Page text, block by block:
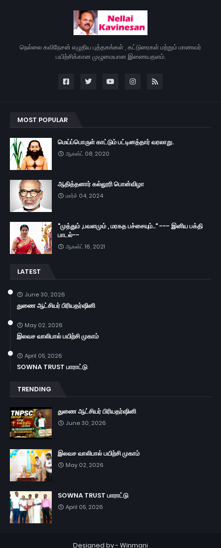
நெல்லை கவிநேசன் எழுதிய புத்தகங்கள் , கட்டுரைகள் மற்றும் மாணவர்
பயிற்சிக்கான முழுமையான இணையதளம்.
MOST POPULAR
மெய்ப்பொருள் காட்டும் பட்டினத்தார் வரலாறு.
ஆகஸ்ட் 08, 2020
ஆதித்தனார் கல்லூரி பொன்விழா
மார்ச் 04, 2024
"முத்தும் ,பவளமும் , மரகத பச்சையும்.." --- இனிய பக்தி
பாடல்--
ஆகஸ்ட் 16, 2021
LATEST
June 30, 2026
துணை ஆட்சியர் பிரியதர்ஷினி
May 02, 2026
இலவச வாலிபால் பயிற்சி முகாம்
April 05, 2026
SOWNA TRUST பாராட்டு
TRENDING
துணை ஆட்சியர் பிரியதர்ஷினி
June 30, 2026
இலவச வாலிபால் பயிற்சி முகாம்
May 02, 2026
SOWNA TRUST பாராட்டு
April 05, 2026
Designed by - Winmani